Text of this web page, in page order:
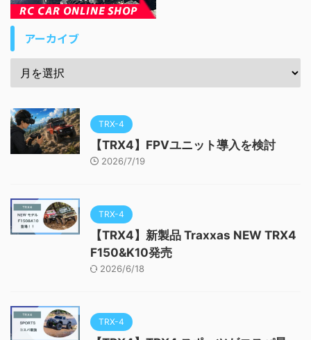
アーカイブ
TRX-4
【TRX4】FPVユニット導入を検討
2026/7/19
TRX-4
【TRX4】新製品 Traxxas NEW TRX4
F150&K10発売
2026/6/18
TRX-4